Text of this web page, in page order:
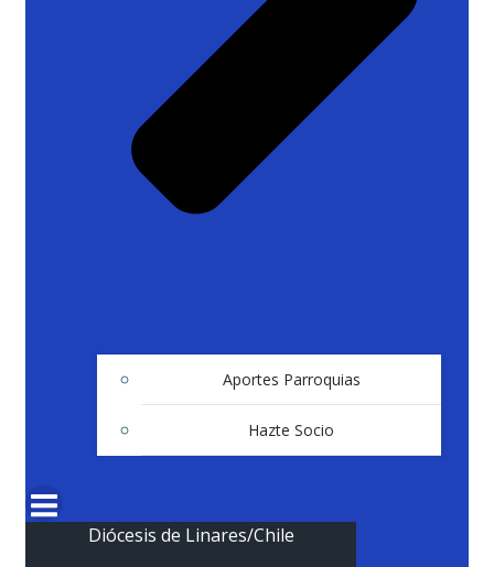
Aportes Parroquias
Hazte Socio
Diócesis de Linares/Chile